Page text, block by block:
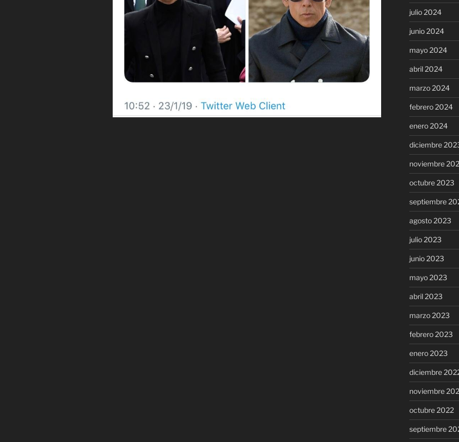
julio 2024
junio 2024
mayo 2024
abril 2024
marzo 2024
febrero 2024
enero 2024
diciembre
noviembre
octubre 2023
septiembre
agosto 2023
julio 2023
junio 2023
mayo 2023
abril 2023
marzo 2023
febrero 2023
enero 2023
diciembre
noviembre
octubre 2022
septiembre